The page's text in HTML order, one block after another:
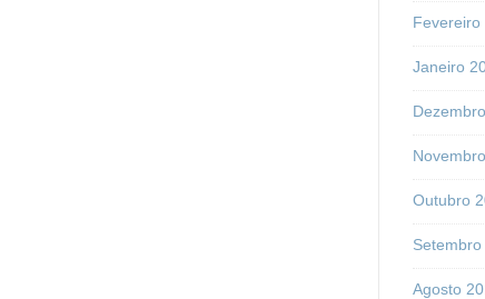
Fevereiro
Janeiro
Outubro
Setembro
Agosto